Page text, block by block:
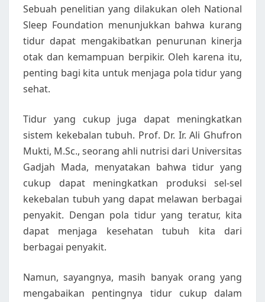
Sebuah penelitian yang dilakukan oleh National
Sleep Foundation menunjukkan bahwa kurang
tidur dapat mengakibatkan penurunan kinerja
otak dan kemampuan berpikir. Oleh karena itu,
penting bagi kita untuk menjaga pola tidur yang
sehat.
Tidur yang cukup juga dapat meningkatkan
sistem kekebalan tubuh. Prof. Dr. Ir. Ali Ghufron
Mukti, M.Sc., seorang ahli nutrisi dari Universitas
Gadjah Mada, menyatakan bahwa tidur yang
cukup dapat meningkatkan produksi sel-sel
kekebalan tubuh yang dapat melawan berbagai
penyakit. Dengan pola tidur yang teratur, kita
dapat menjaga kesehatan tubuh kita dari
berbagai penyakit.
Namun, sayangnya, masih banyak orang yang
mengabaikan pentingnya tidur cukup dalam